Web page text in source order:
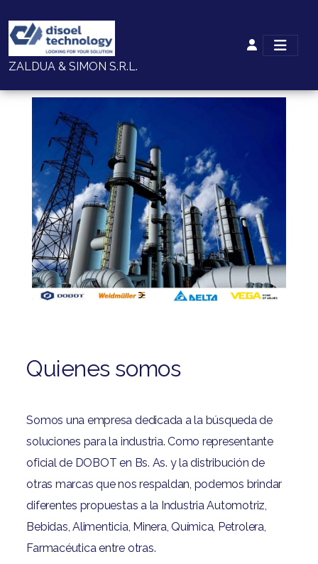
ZALDUA & SIMON S.R.L.
Quienes somos
Somos una empresa dedicada a la búsqueda de
soluciones para la industria. Como representante
oficial de DOBOT en Bs. As. y la distribución de
otras marcas que nos respaldan, podemos brindar
diferentes propuestas a la Industria Automotriz,
Bebidas, Alimenticia, Minera, Química, Petrolera,
Farmacéutica entre otras.